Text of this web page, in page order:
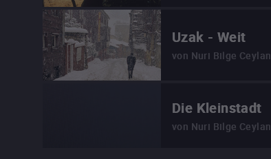
Uzak - Weit
von Nuri Bilge Ceylan
Die Kleinstadt
von Nuri Bilge Ceylan